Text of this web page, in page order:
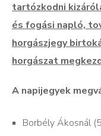
tartózkodni
és fogási napló,
horgászjegy
horgászat
A napijegyek
Borbély Ákosnál